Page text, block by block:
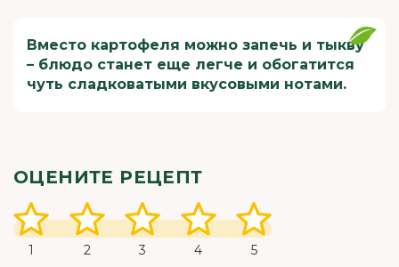
Вместо картофеля можно запечь и тыкву
– блюдо станет еще легче и обогатится
чуть сладковатыми вкусовыми нотами.
ОЦЕНИТЕ РЕЦЕПТ
1 2 3 4 5